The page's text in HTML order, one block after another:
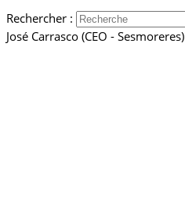
Rechercher :
José Carrasco (CEO - Sesmoreres)